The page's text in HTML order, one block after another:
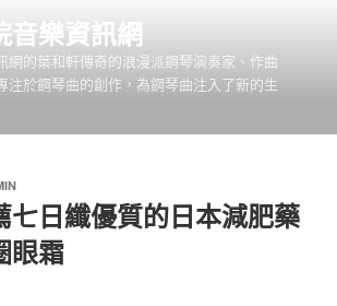
音樂資訊網
網的葉和軒傳奇的浪漫派鋼琴演奏家、作曲
注於鋼琴曲的創作，為鋼琴曲注入了新的生
七日纖優質的日本減肥藥
眼霜